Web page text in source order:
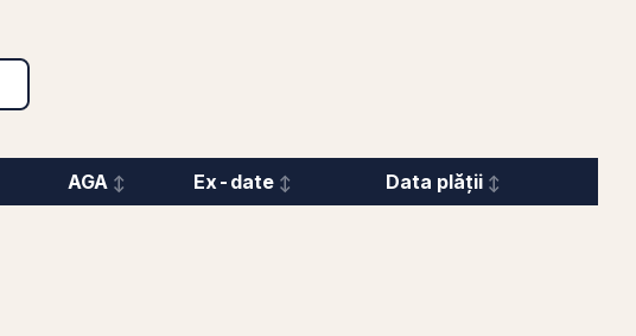
AGA Ex-date Data plății